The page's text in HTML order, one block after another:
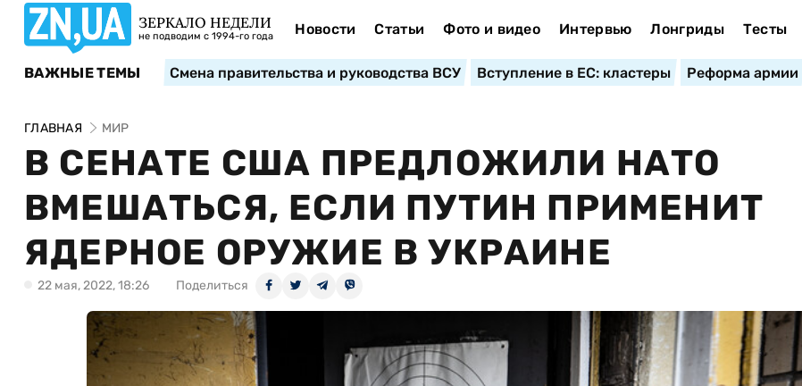
ЗЕРКАЛО НЕДЕЛИ
не подводим с 1994-го года Новости Статьи Фото и видео Интервью Лонгриды Тесты
ВАЖНЫЕ ТЕМЫ Смена правительства и руководства ВСУ Вступление в ЕС: кластеры Реформа армии
ГЛАВНАЯ МИР
В СЕНАТЕ США ПРЕДЛОЖИЛИ НАТО
ВМЕШАТЬСЯ, ЕСЛИ ПУТИН ПРИМЕНИТ
ЯДЕРНОЕ ОРУЖИЕ В УКРАИНЕ
22 мая, 2022, 18:26 Поделиться